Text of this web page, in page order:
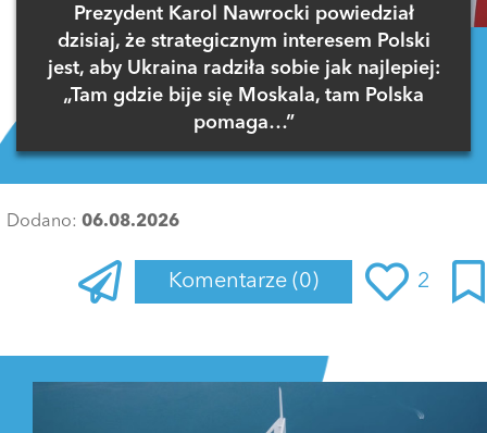
Prezydent Karol Nawrocki powiedział
dzisiaj, że strategicznym interesem Polski
jest, aby Ukraina radziła sobie jak najlepiej:
„Tam gdzie bije się Moskala, tam Polska
pomaga…”
Dodano: 06.08.2026
Komentarze (0) 2